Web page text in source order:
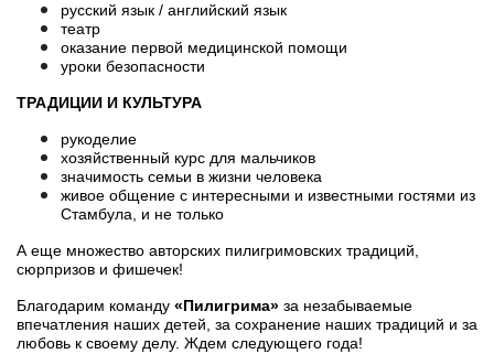
русский язык / английский язык
театр
оказание первой медицинской помощи
уроки безопасности
ТРАДИЦИИ И КУЛЬТУРА
рукоделие
хозяйственный курс для мальчиков
значимость семьи в жизни человека
живое общение с интересными и известными гостями из
Стамбула, и не только
А еще множество авторских пилигримовских традиций,
сюрпризов и фишечек!
Благодарим команду «Пилигрима» за незабываемые
впечатления наших детей, за сохранение наших традиций и за
любовь к своему делу. Ждем следующего года!